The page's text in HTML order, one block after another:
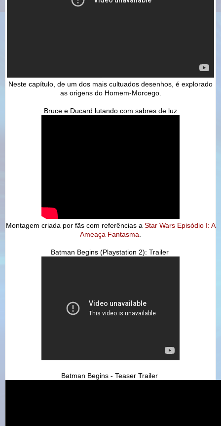
Neste capítulo, de um dos mais cultuados desenhos, é explorado
as origens do Homem-Morcego.
Bruce e Ducard lutando com sabres de luz
Montagem criada por fãs com referências a Star Wars Episódio I: A
Ameaça Fantasma
Batman Begins (Playstation 2): Trailer
Batman Begins - Teaser Trailer